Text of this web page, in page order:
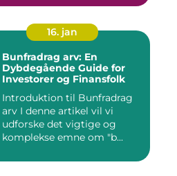
16. jan
Bunfradrag arv: En
Dybdegående Guide for
Investorer og Finansfolk
Introduktion til Bunfradrag
arv I denne artikel vil vi
udforske det vigtige og
komplekse emne om "b...